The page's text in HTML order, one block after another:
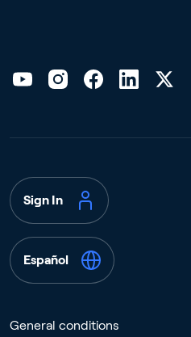
Sign In
Español
General conditions